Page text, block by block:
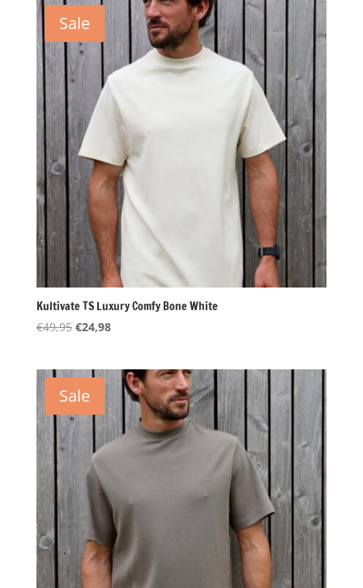
€49,95.
€34,97.
Sale
Kultivate TS Luxury Comfy Bone White
€49,95 Oorspronkelijke
€49,95.
€24,98Huidige
€24,98.
Sale